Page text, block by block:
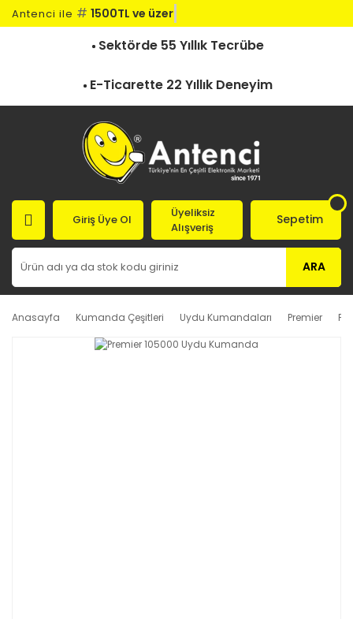
Antenci ile # 1500TL ve üzeri
Sektörde 55 Yıllık Tecrübe
E-Ticarette 22 Yıllık Deneyim
ARA
Giriş Üye Ol
Üyeliksiz
Alışveriş
Sepetim
Anasayfa Kumanda Çeşitleri Uydu Kumandaları Premier